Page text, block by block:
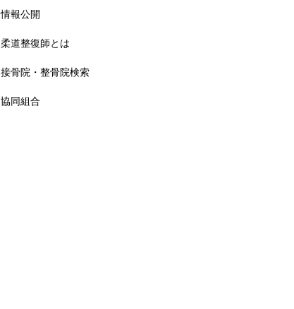
情報公開
柔道整復師とは
接骨院・整骨院検索
協同組合